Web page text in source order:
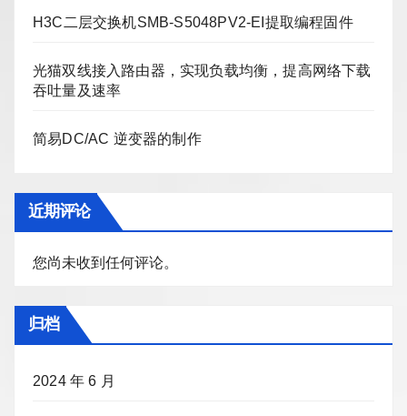
H3C二层交换机SMB-S5048PV2-EI提取编程固件
光猫双线接入路由器，实现负载均衡，提高网络下载
吞吐量及速率
简易DC/AC 逆变器的制作
近期评论
您尚未收到任何评论。
归档
2024 年 6 月